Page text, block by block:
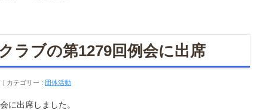
ラブの第1279回例会に出席
カテゴリー : 団体活動
に出席しました。